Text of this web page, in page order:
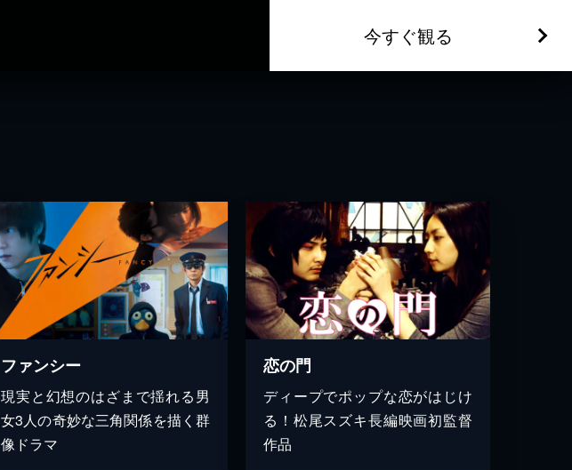
今すぐ観る
ファンシー
現実と幻想のはざまで揺れる男
女3人の奇妙な三角関係を描く群
像ドラマ
恋の門
ディープでポップな恋がはじけ
る！松尾スズキ長編映画初監督
作品